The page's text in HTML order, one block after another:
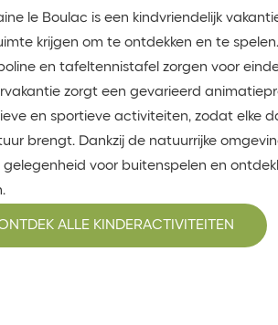
le Boulac is een kindvriendelijk
krijgen om te ontdekken en te
en tafeltennistafel zorgen voor
zorgt een gevarieerd
en sportieve activiteiten, zodat elke
brengt. Dankzij de natuurrijke
gelegenheid voor buitenspelen en
ALLE KINDERACTIVITEITEN